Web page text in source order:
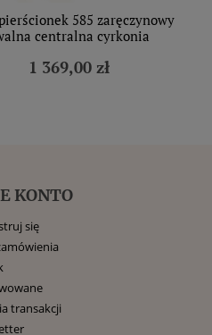
585 zaręczynowy
centralna cyrkonia
1 369,00 zł
KONTO
się
transakcji